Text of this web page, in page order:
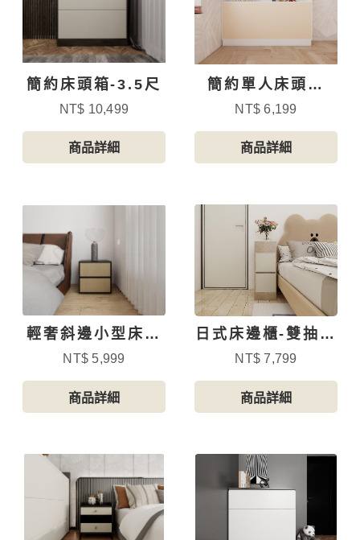
簡約床頭箱-3.5尺
NT$ 10,499
商品詳細
簡約單人床頭櫃
106寬
NT$ 6,199
商品詳細
輕奢斜邊小型床頭
櫃
NT$ 5,999
商品詳細
日式床邊櫃-雙抽設
計
NT$ 7,799
商品詳細